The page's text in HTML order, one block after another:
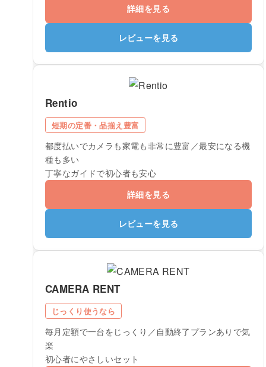
詳細を見る
レビューを見る
Rentio
短期の定番・品揃え豊富
都度払いでカメラも家電も非常に豊富／最安になる機
種も多い
丁寧なガイドで初心者も安心
詳細を見る
レビューを見る
CAMERA RENT
じっくり使うなら
毎月定額で一台をじっくり／自動終了プランありで気
楽
初心者にやさしいセット